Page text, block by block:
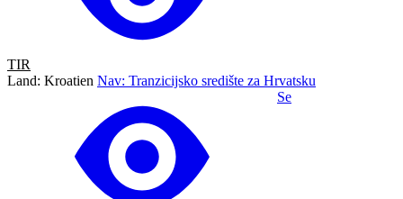
TIR
Land: Kroatien Nav: Tranzicijsko središte za Hrvatsku
Se